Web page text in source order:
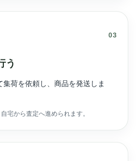
03
う
集荷を依頼し、商品を発送しま
宅から査定へ進められます。